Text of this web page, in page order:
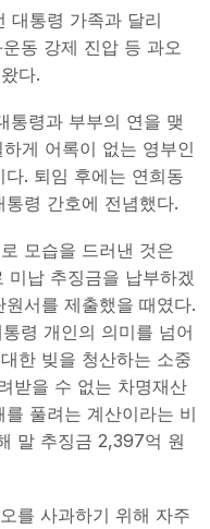
대통령 가족과 달리
운동 강제 진압 등 과오
다.
통령과 부부의 연을 맺
게 어록이 없는 영부인
. 퇴임 후에는 연희동
령 간호에 전념했다.
모습을 드러낸 것은
납 추징금을 납부하겠
서를 제출했을 때였다.
령 개인의 의미를 넘어
한 빚을 청산하는 소중
받을 수 없는 차명재산
풀려는 계산이라는 비
말 추징금 2,397억 원
를 사과하기 위해 자주